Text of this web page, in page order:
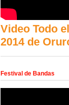
Video Todo
2014 de
Festival de Bandas